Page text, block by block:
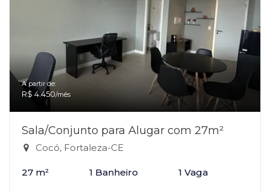
A partir de:
R$ 4.450/mês
Sala/Conjunto para Alugar com 27m²
Cocó, Fortaleza-CE
27 m² 1 Banheiro 1 Vaga